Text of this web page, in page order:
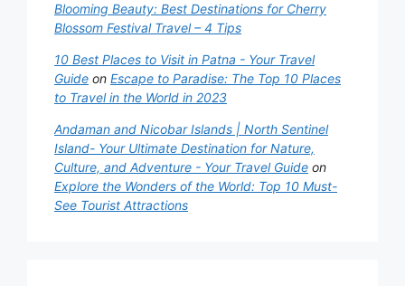
Blooming Beauty: Best Destinations for Cherry
Blossom Festival Travel – 4 Tips
10 Best Places to Visit in Patna - Your Travel
Guide on Escape to Paradise: The Top 10 Places
to Travel in the World in 2023
Andaman and Nicobar Islands | North Sentinel
Island- Your Ultimate Destination for Nature,
Culture, and Adventure - Your Travel Guide on
Explore the Wonders of the World: Top 10 Must-
See Tourist Attractions